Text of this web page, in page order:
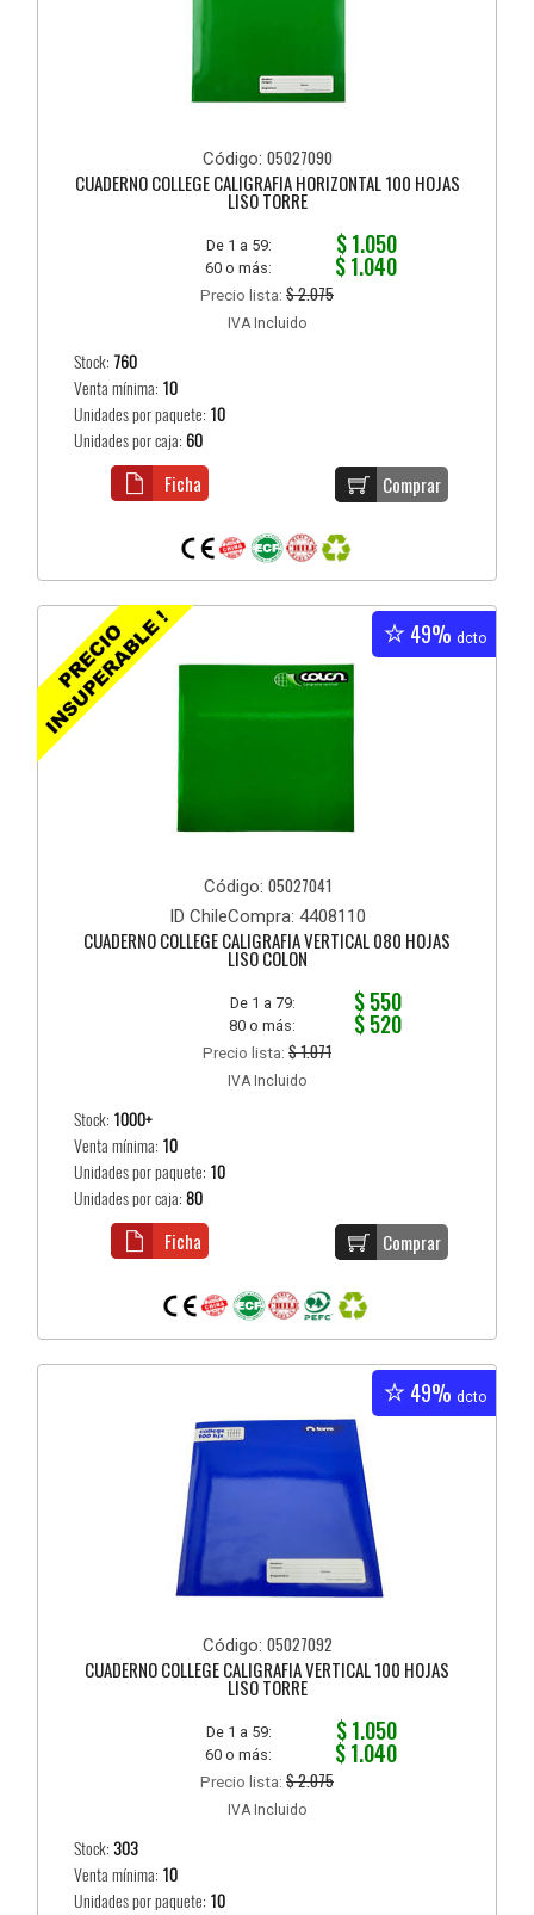
Código: 05027090
CUADERNO COLLEGE CALIGRAFIA HORIZONTAL 100 HOJAS
LISO TORRE
De 1 a 59: $ 1.050
60 o más: $ 1.040
Precio lista: $ 2.075
IVA Incluido
Stock:760
Venta mínima: 10
Unidades por paquete: 10
Unidades por caja: 60
Comprar
Ficha
49% dcto
Código: 05027041
ID ChileCompra: 4408110
CUADERNO COLLEGE CALIGRAFIA VERTICAL 080 HOJAS
LISO COLON
De 1 a 79: $ 550
80 o más: $ 520
Precio lista: $ 1.071
IVA Incluido
Stock: 1000+
Venta mínima: 10
Unidades por paquete: 10
Unidades por caja:80
Comprar
Ficha
49% dcto
Código: 05027092
CUADERNO COLLEGE CALIGRAFIA VERTICAL 100 HOJAS
LISO TORRE
De 1 a 59: $ 1.050
60 o más: $ 1.040
Precio lista: $ 2.075
IVA Incluido
Stock:303
Venta mínima: 10
Unidades por paquete: 10